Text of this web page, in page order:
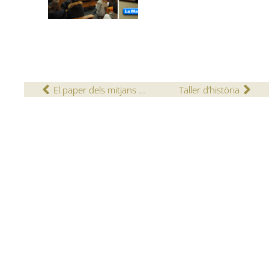
El paper dels mitjans de comunicació en l’actualitat catalana Taller d’història